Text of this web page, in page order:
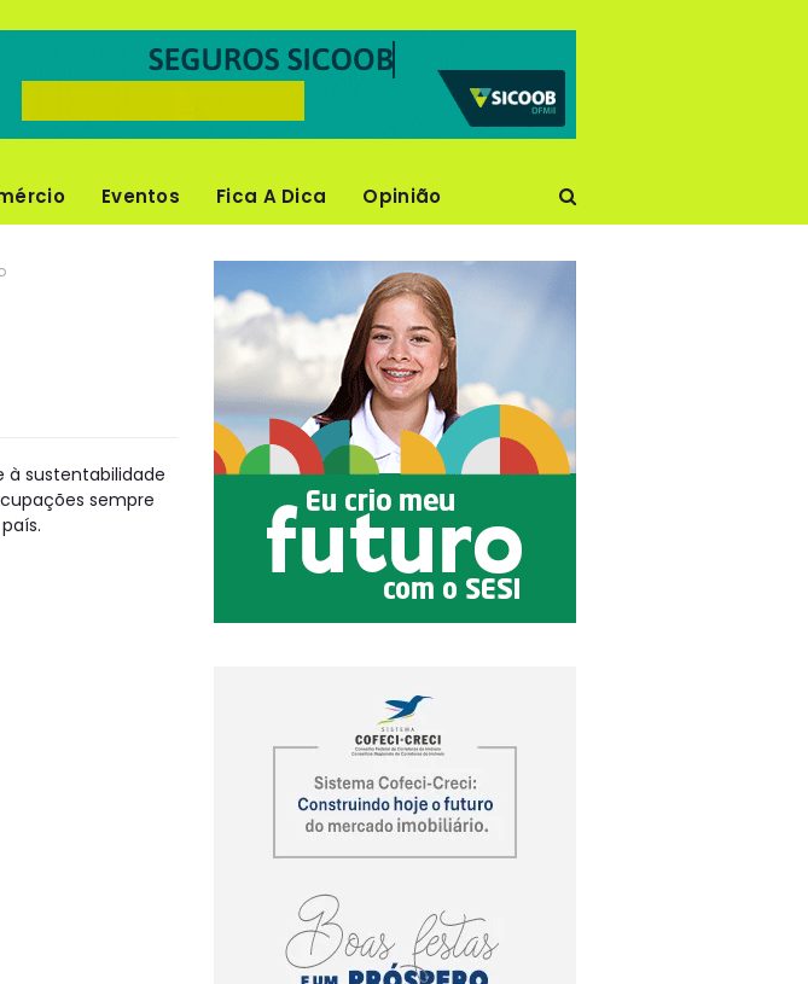
Eventos Fica A Dica Opinião
à sustentabilidade
sempre